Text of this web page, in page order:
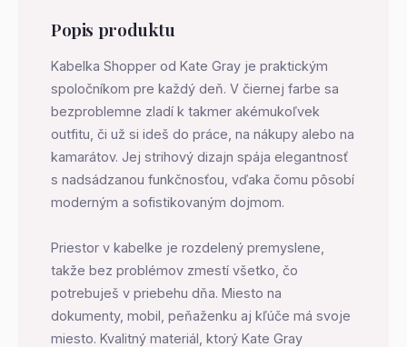
Popis produktu
Kabelka Shopper od Kate Gray je praktickým
spoločníkom pre každý deň. V čiernej farbe sa
bezproblemne zladí k takmer akémukoľvek
outfitu, či už si ideš do práce, na nákupy alebo na
kamarátov. Jej strihový dizajn spája elegantnosť
s nadsádzanou funkčnosťou, vďaka čomu pôsobí
moderným a sofistikovaným dojmom.
Priestor v kabelke je rozdelený premyslene,
takže bez problémov zmestí všetko, čo
potrebuješ v priebehu dňa. Miesto na
dokumenty, mobil, peňaženku aj kľúče má svoje
miesto. Kvalitný materiál, ktorý Kate Gray